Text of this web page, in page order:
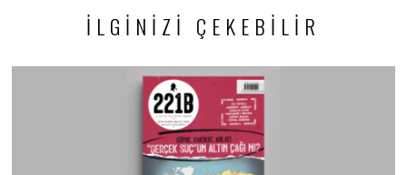
İLGINIZI ÇEKEBILIR